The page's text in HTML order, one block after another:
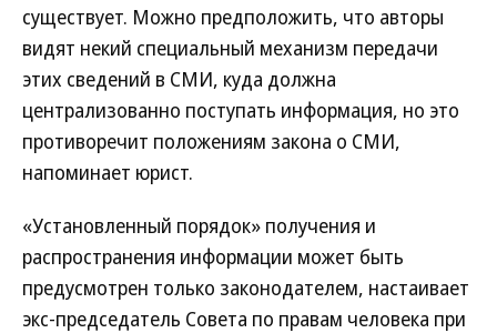
существует. Можно предположить, что авторы
видят некий специальный механизм передачи
этих сведений в СМИ, куда должна
централизованно поступать информация, но это
противоречит положениям закона о СМИ,
напоминает юрист.
«Установленный порядок» получения и
распространения информации может быть
предусмотрен только законодателем, настаивает
экс-председатель Совета по правам человека при